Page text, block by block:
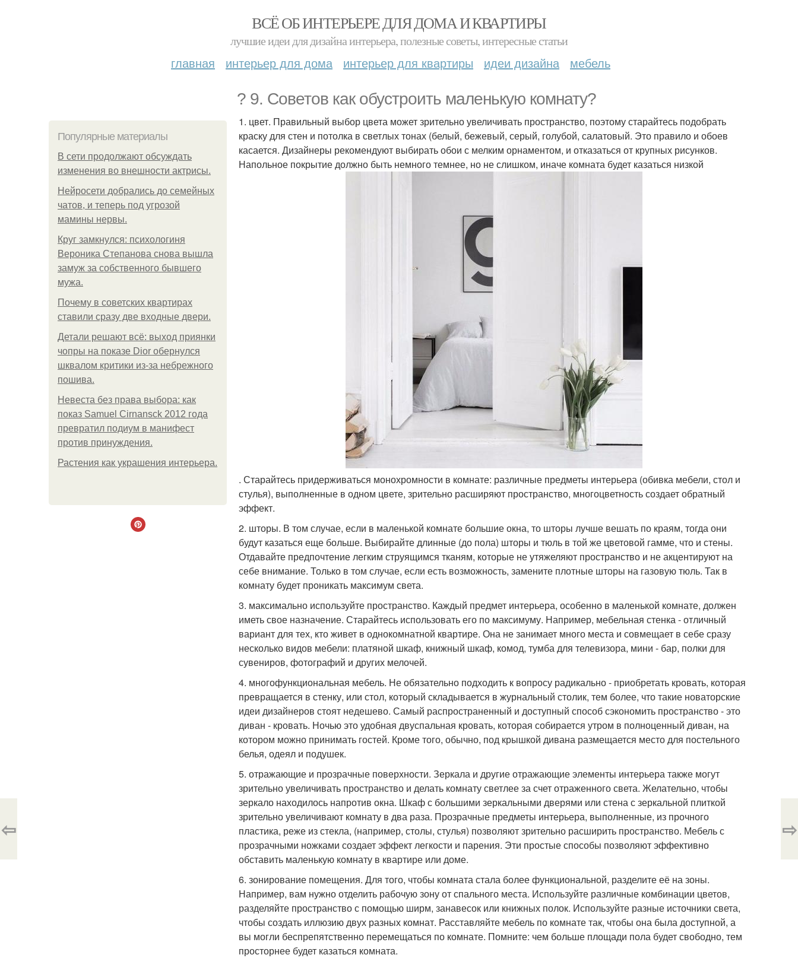
ВСЁ ОБ ИНТЕРЬЕРЕ ДЛЯ ДОМА И КВАРТИРЫ
лучшие идеи для дизайна интерьера, полезные советы, интересные статьи
главная интерьер для дома интерьер для квартиры идеи дизайна мебель
? 9. Советов как обустроить маленькую комнату?
Популярные материалы
В сети продолжают обсуждать
изменения во внешности актрисы.
Нейросети добрались до семейных
чатов, и теперь под угрозой
мамины нервы.
Круг замкнулся: психологиня
Вероника Степанова снова вышла
замуж за собственного бывшего
мужа.
Почему в советских квартирах
ставили сразу две входные двери.
Детали решают всё: выход приянки
чопры на показе Dior обернулся
шквалом критики из-за небрежного
пошива.
Невеста без права выбора: как
показ Samuel Cirnansck 2012 года
превратил подиум в манифест
против принуждения.
Растения как украшения интерьера.
1. цвет. Правильный выбор цвета может зрительно увеличивать пространство, поэтому старайтесь подобрать
краску для стен и потолка в светлых тонах (белый, бежевый, серый, голубой, салатовый. Это правило и обоев
касается. Дизайнеры рекомендуют выбирать обои с мелким орнаментом, и отказаться от крупных рисунков.
Напольное покрытие должно быть немного темнее, но не слишком, иначе комната будет казаться низкой
. Старайтесь придерживаться монохромности в комнате: различные предметы интерьера (обивка мебели, стол и
стулья), выполненные в одном цвете, зрительно расширяют пространство, многоцветность создает обратный
эффект.
2. шторы. В том случае, если в маленькой комнате большие окна, то шторы лучше вешать по краям, тогда они
будут казаться еще больше. Выбирайте длинные (до пола) шторы и тюль в той же цветовой гамме, что и стены.
Отдавайте предпочтение легким струящимся тканям, которые не утяжеляют пространство и не акцентируют на
себе внимание. Только в том случае, если есть возможность, замените плотные шторы на газовую тюль. Так в
комнату будет проникать максимум света.
3. максимально используйте пространство. Каждый предмет интерьера, особенно в маленькой комнате, должен
иметь свое назначение. Старайтесь использовать его по максимуму. Например, мебельная стенка - отличный
вариант для тех, кто живет в однокомнатной квартире. Она не занимает много места и совмещает в себе сразу
несколько видов мебели: платяной шкаф, книжный шкаф, комод, тумба для телевизора, мини - бар, полки для
сувениров, фотографий и других мелочей.
4. многофункциональная мебель. Не обязательно подходить к вопросу радикально - приобретать кровать, которая
превращается в стенку, или стол, который складывается в журнальный столик, тем более, что такие новаторские
идеи дизайнеров стоят недешево. Самый распространенный и доступный способ сэкономить пространство - это
диван - кровать. Ночью это удобная двуспальная кровать, которая собирается утром в полноценный диван, на
котором можно принимать гостей. Кроме того, обычно, под крышкой дивана размещается место для постельного
белья, одеял и подушек.
5. отражающие и прозрачные поверхности. Зеркала и другие отражающие элементы интерьера также могут
зрительно увеличивать пространство и делать комнату светлее за счет отраженного света. Желательно, чтобы
зеркало находилось напротив окна. Шкаф с большими зеркальными дверями или стена с зеркальной плиткой
зрительно увеличивают комнату в два раза. Прозрачные предметы интерьера, выполненные, из прочного
пластика, реже из стекла, (например, столы, стулья) позволяют зрительно расширить пространство. Мебель с
прозрачными ножками создает эффект легкости и парения. Эти простые способы позволяют эффективно
обставить маленькую комнату в квартире или доме.
6. зонирование помещения. Для того, чтобы комната стала более функциональной, разделите её на зоны.
Например, вам нужно отделить рабочую зону от спального места. Используйте различные комбинации цветов,
разделяйте пространство с помощью ширм, занавесок или книжных полок. Используйте разные источники света,
чтобы создать иллюзию двух разных комнат. Расставляйте мебель по комнате так, чтобы она была доступной, а
вы могли беспрепятственно перемещаться по комнате. Помните: чем больше площади пола будет свободно, тем
просторнее будет казаться комната.
⇦ ⇨